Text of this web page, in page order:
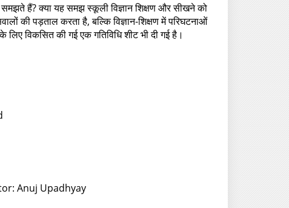
हैं? क्या यह समझ स्कूली विज्ञान शिक्षण और सीखने को
की पड़ताल करता है, बल्कि विज्ञान-शिक्षण में परिघटनाओं
विकसित की गई एक गतिविधि शीट भी दी गई है।
Anuj Upadhyay